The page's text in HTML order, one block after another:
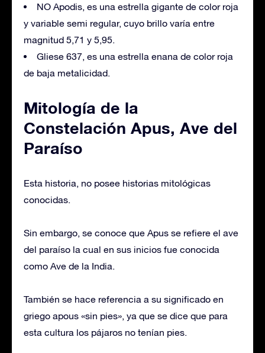
NO Apodis, es una estrella gigante de color roja
y variable semi regular, cuyo brillo varía entre
magnitud 5,71 y 5,95.
Gliese 637, es una estrella enana de color roja
de baja metalicidad.
Mitología de la
Constelación Apus, Ave del
Paraíso
Esta historia, no posee historias mitológicas
conocidas.
Sin embargo, se conoce que Apus se refiere el ave
del paraíso la cual en sus inicios fue conocida
como Ave de la India.
También se hace referencia a su significado en
griego apous «sin pies», ya que se dice que para
esta cultura los pájaros no tenían pies.